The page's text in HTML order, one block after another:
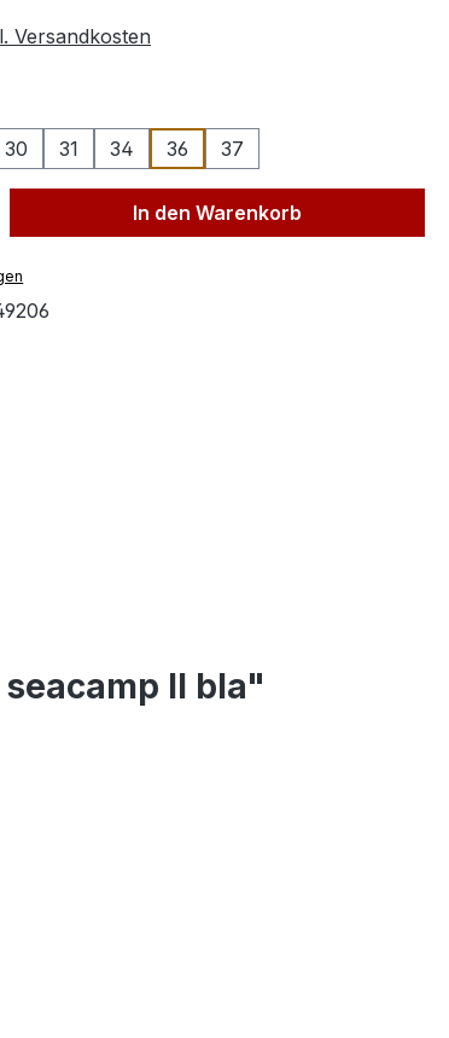
Versandkosten
30 31 34 36 37
Gib den gewünschten Wert
In den Warenkorb
II bla"